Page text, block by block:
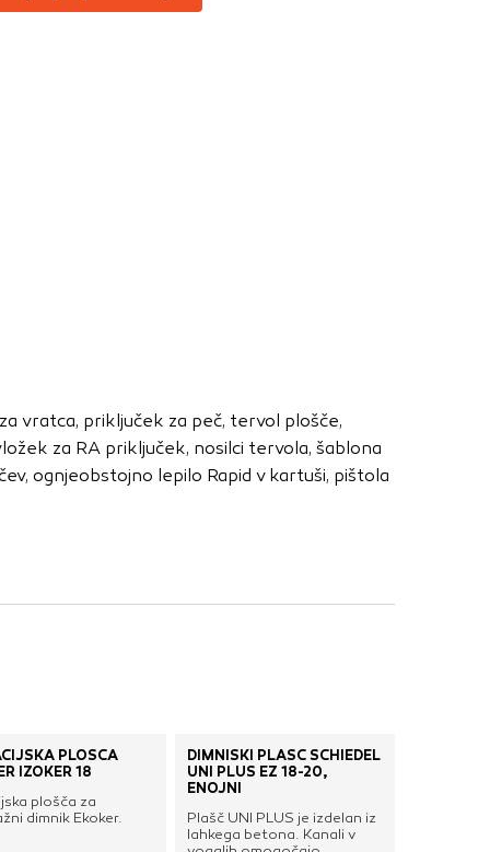
vratca, priključek za peč, tervol plošče,
za RA priključek, nosilci tervola, šablona
ognjeobstojno lepilo Rapid v kartuši, pištola
PLOŠČA
IZOKER 18
plošča za
dimnik Ekoker.
DIMNIŠKI PLAŠČ SCHIEDEL
UNI PLUS EZ 18-20,
ENOJNI
Plašč UNI PLUS je izdelan iz
lahkega betona. Kanali v
mesta ne bodo
najmanj
kdaj ste
jih lahko